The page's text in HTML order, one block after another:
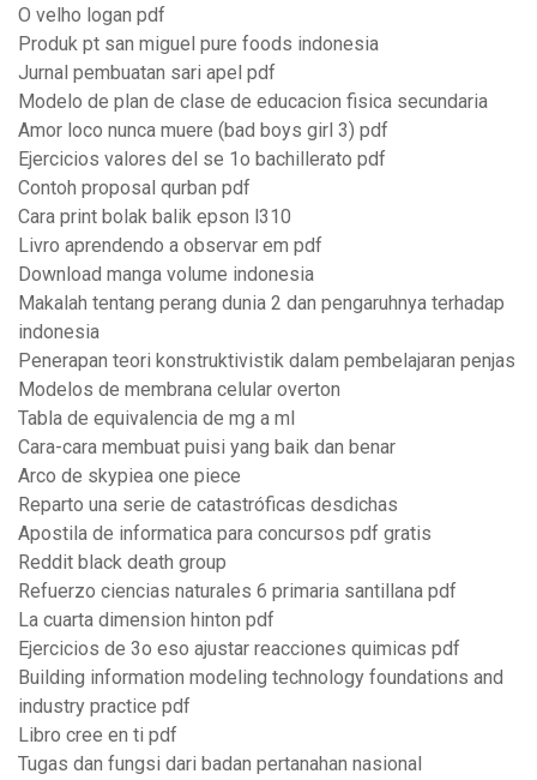
O velho logan pdf
Produk pt san miguel pure foods indonesia
Jurnal pembuatan sari apel pdf
Modelo de plan de clase de educacion fisica secundaria
Amor loco nunca muere (bad boys girl 3) pdf
Ejercicios valores del se 1o bachillerato pdf
Contoh proposal qurban pdf
Cara print bolak balik epson l310
Livro aprendendo a observar em pdf
Download manga volume indonesia
Makalah tentang perang dunia 2 dan pengaruhnya terhadap
indonesia
Penerapan teori konstruktivistik dalam pembelajaran penjas
Modelos de membrana celular overton
Tabla de equivalencia de mg a ml
Cara-cara membuat puisi yang baik dan benar
Arco de skypiea one piece
Reparto una serie de catastróficas desdichas
Apostila de informatica para concursos pdf gratis
Reddit black death group
Refuerzo ciencias naturales 6 primaria santillana pdf
La cuarta dimension hinton pdf
Ejercicios de 3o eso ajustar reacciones quimicas pdf
Building information modeling technology foundations and
industry practice pdf
Libro cree en ti pdf
Tugas dan fungsi dari badan pertanahan nasional